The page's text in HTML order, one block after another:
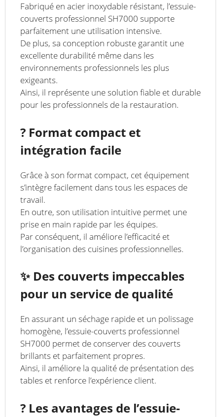
Fabriqué en acier inoxydable résistant, l’essuie-
couverts professionnel SH7000 supporte
parfaitement une utilisation intensive.
De plus, sa conception robuste garantit une
excellente durabilité même dans les
environnements professionnels les plus
exigeants.
Ainsi, il représente une solution fiable et durable
pour les professionnels de la restauration.
? Format compact et
intégration facile
Grâce à son format compact, cet équipement
s’intègre facilement dans tous les espaces de
travail.
En outre, son utilisation intuitive permet une
prise en main rapide par les équipes.
Par conséquent, il améliore l’efficacité et
l’organisation des cuisines professionnelles.
✨ Des couverts impeccables
pour un service de qualité
En assurant un séchage rapide et un polissage
homogène, l’essuie-couverts professionnel
SH7000 permet de conserver des couverts
brillants et parfaitement propres.
Ainsi, il améliore la qualité de présentation des
tables et renforce l’expérience client.
? Les avantages de l’essuie-